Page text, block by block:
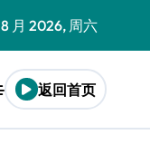
8 月 2026, 周六
返回首页